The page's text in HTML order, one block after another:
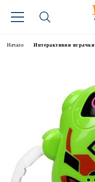
Начало Интерактивни играчки